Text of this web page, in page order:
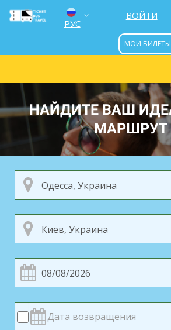
РУС
ENG
УКР
ВОЙТИ
МОИ БИЛЕТЫ
НАЙДИТЕ ВАШ
МАРШРУТ